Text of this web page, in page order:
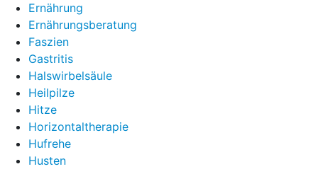
Ernährung
Ernährungsberatung
Faszien
Gastritis
Halswirbelsäule
Heilpilze
Hitze
Horizontaltherapie
Hufrehe
Husten